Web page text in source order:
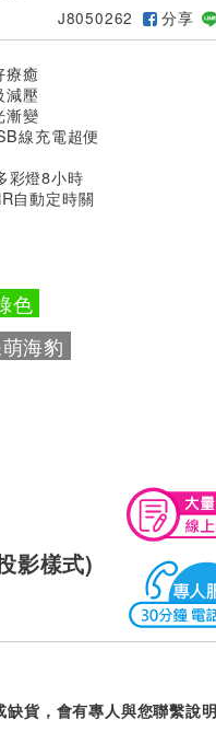
J8050262 分享
療癒
減壓
漸變
線充電超便
彩燈8小時
自動定時關
色
海豹
影樣式)
貨，會有專人與您聯繫說明